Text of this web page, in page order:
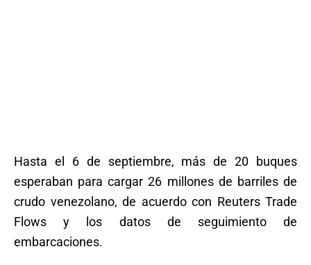
Hasta el 6 de septiembre, más de 20 buques
esperaban para cargar 26 millones de barriles de
crudo venezolano, de acuerdo con Reuters Trade
Flows y los datos de seguimiento de
embarcaciones.